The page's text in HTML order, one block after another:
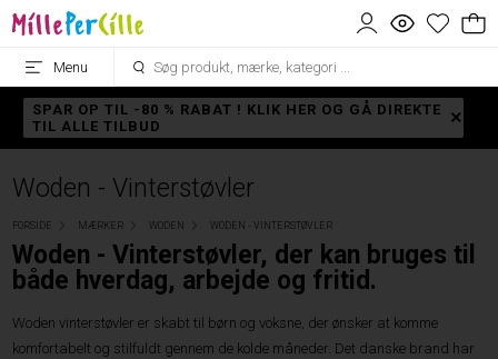
Menu
SPAR OP TIL -80 % RABAT ! KLIK HER OG GÅ DIREKTE
TIL ALLE TILBUD
Woden - Vinterstøvler
FORSIDE MÆRKER WODEN WODEN - VINTERSTØVLER
Woden - Vinterstøvler, der kan bruges til
både hverdag, arbejde og fritid.
Woden vinterstøvler er skabt til børn og voksne, der ønsker at komme
komfortabelt og stilfuldt gennem de kolde måneder. Det danske brand har